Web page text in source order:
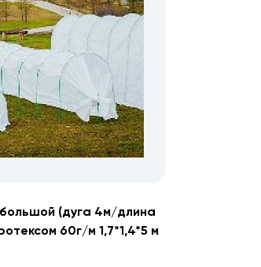
(дуга 4м/длина
60г/м 1,7*1,4*5 м